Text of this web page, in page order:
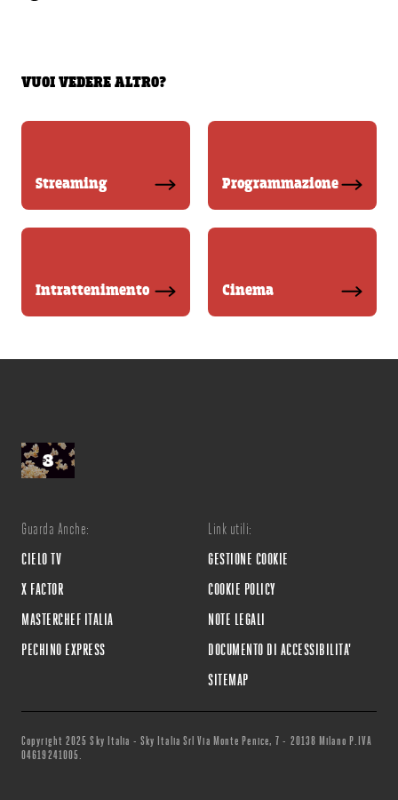
VUOI VEDERE ALTRO?
Streaming Programmazione
Intrattenimento Cinema
Guarda Anche:
CIELO TV
X FACTOR
MASTERCHEF ITALIA
PECHINO EXPRESS
Link utili:
GESTIONE COOKIE
COOKIE POLICY
NOTE LEGALI
DOCUMENTO DI ACCESSIBILITA'
SITEMAP
Copyright 2025 Sky Italia - Sky Italia Srl Via Monte Penice, 7 - 20138 Milano P.IVA
04619241005.